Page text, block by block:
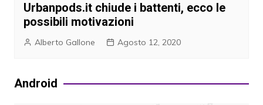
Urbanpods.it chiude i battenti, ecco le
possibili motivazioni
Alberto Gallone Agosto 12, 2020
Android